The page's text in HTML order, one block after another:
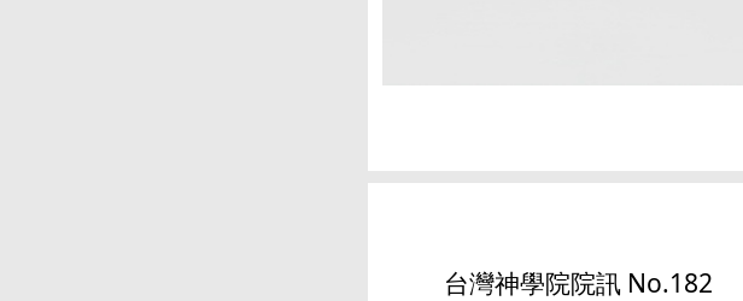
台灣神學院院訊 No.182